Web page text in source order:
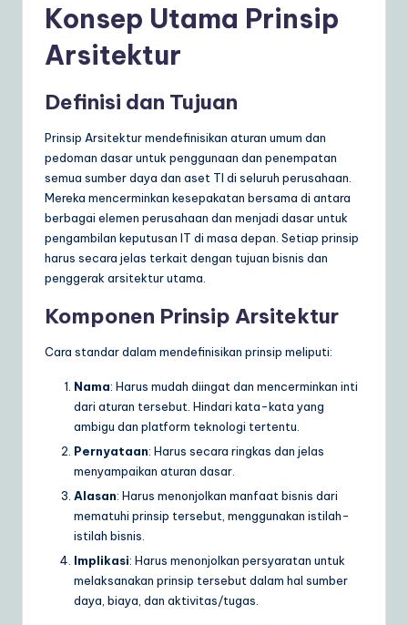
D
ai
ly
G
ui
d
Konsep Utama Prinsip
Arsitektur
Definisi dan Tujuan
Prinsip Arsitektur mendefinisikan aturan umum dan
pedoman dasar untuk penggunaan dan penempatan
semua sumber daya dan aset TI di seluruh perusahaan.
Mereka mencerminkan kesepakatan bersama di antara
berbagai elemen perusahaan dan menjadi dasar untuk
pengambilan keputusan IT di masa depan. Setiap prinsip
harus secara jelas terkait dengan tujuan bisnis dan
penggerak arsitektur utama.
Komponen Prinsip Arsitektur
Cara standar dalam mendefinisikan prinsip meliputi:
Nama: Harus mudah diingat dan mencerminkan inti
dari aturan tersebut. Hindari kata-kata yang
ambigu dan platform teknologi tertentu.
Pernyataan: Harus secara ringkas dan jelas
menyampaikan aturan dasar.
Alasan: Harus menonjolkan manfaat bisnis dari
mematuhi prinsip tersebut, menggunakan istilah-
istilah bisnis.
Implikasi: Harus menonjolkan persyaratan untuk
melaksanakan prinsip tersebut dalam hal sumber
daya, biaya, dan aktivitas/tugas.